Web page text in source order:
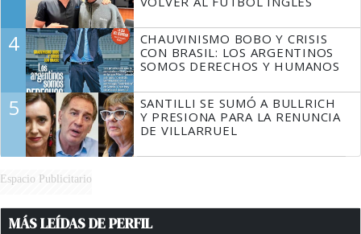
4
CHAUVINISMO BOBO Y CRISIS
CON BRASIL: LOS ARGENTINOS
SOMOS DERECHOS Y HUMANOS
5
SANTILLI SE SUMÓ A BULLRICH
Y PRESIONA PARA LA RENUNCIA
DE VILLARRUEL
Espacio Publicitario
MÁS LEÍDAS DE PERFIL